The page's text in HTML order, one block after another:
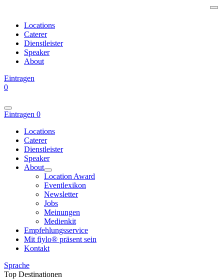
Locations
Caterer
Dienstleister
Speaker
About
Eintragen
0
Eintragen 0
Locations
Caterer
Dienstleister
Speaker
About
Location Award
Eventlexikon
Newsletter
Jobs
Meinungen
Medienkit
Empfehlungsservice
Mit fiylo® präsent sein
Kontakt
Sprache
Top Destinationen